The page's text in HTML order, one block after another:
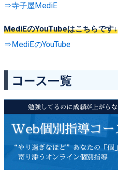
⇒寺子屋MediE
MediEのYouTubeはこちらです↓
⇒MediEのYouTube
コース一覧